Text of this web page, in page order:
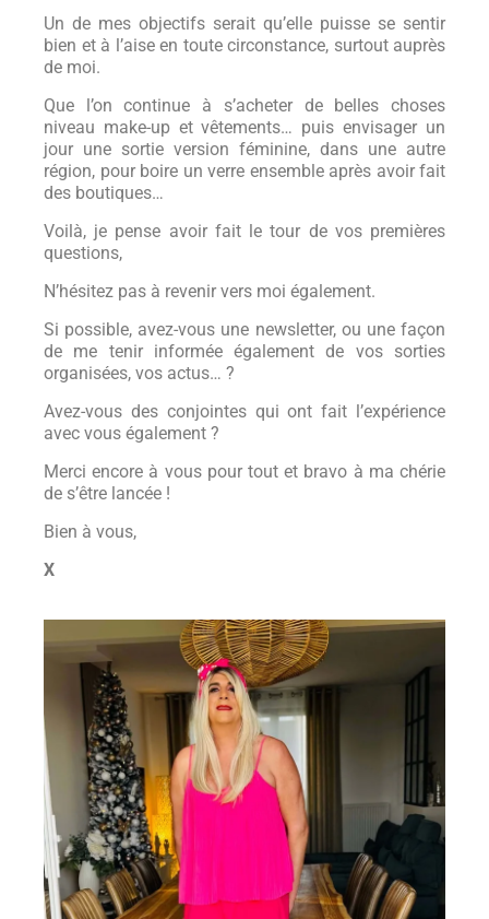
Un de mes objectifs serait qu’elle puisse se sentir
bien et à l’aise en toute circonstance, surtout auprès
de moi.
Que l’on continue à s’acheter de belles choses
niveau make-up et vêtements… puis envisager un
jour une sortie version féminine, dans une autre
région, pour boire un verre ensemble après avoir fait
des boutiques…
Voilà, je pense avoir fait le tour de vos premières
questions,
N’hésitez pas à revenir vers moi également.
Si possible, avez-vous une newsletter, ou une façon
de me tenir informée également de vos sorties
organisées, vos actus… ?
Avez-vous des conjointes qui ont fait l’expérience
avec vous également ?
Merci encore à vous pour tout et bravo à ma chérie
de s’être lancée !
Bien à vous,
X